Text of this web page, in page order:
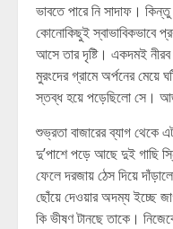
ভাবতে পারে নি সাদাফ।
কোনোকিছুই স্বাভাবিকভাবে
আসে তার দৃষ্টি। একদমই
মুরংদের গ্রামে অর্পনের মেয়ে
স্তব্ধ হয়ে পড়েছিলো সে।
শুভ্রতা বাজারের ব্যাগ থেকে
দু’পাশে পড়ে আছে দুই গাছি
ফেলে দরজায় ঠেস দিয়ে
ছোঁয়ে দেওয়ার অদম্য ইচ্ছে
কি ভীষণ টানছে তাকে।